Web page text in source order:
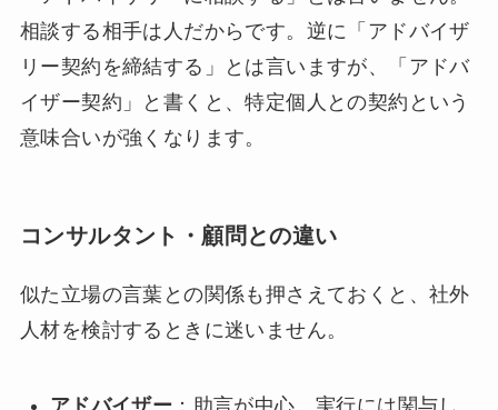
相談する相手は人だからです。逆に「アドバイザ
リー契約を締結する」とは言いますが、「アドバ
イザー契約」と書くと、特定個人との契約という
意味合いが強くなります。
コンサルタント・顧問との違い
似た立場の言葉との関係も押さえておくと、社外
人材を検討するときに迷いません。